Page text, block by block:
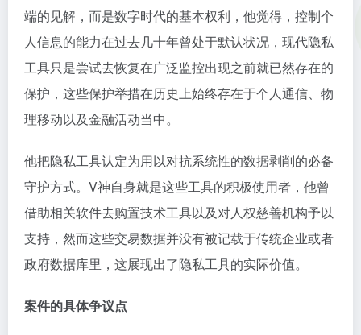
端的见解，而是数字时代的基本权利，他觉得，控制个
人信息的能力在过去几十年曾处于默认状况，现代隐私
工具只是尝试去恢复在广泛监控出现之前就已然存在的
保护，这些保护举措在历史上始终存在于个人通信、物
理移动以及金融活动当中。
他把隐私工具认定为用以对抗系统性的数据剥削的必备
守护方式。V神自身就是这些工具的积极使用者，他曾
借助相关软件去购置技术工具以及对人权慈善机构予以
支持，然而这些交易数据并没有被记载于传统企业或者
政府数据库里，这展现出了隐私工具的实际价值。
案件的具体争议点